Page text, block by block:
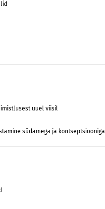
uuel viisil
südamega ja kontseptsiooniga